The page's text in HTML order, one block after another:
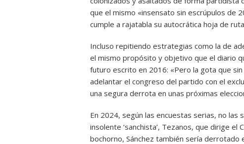
que el mismo «insensato sin escrúpulos de
cumple a rajatabla su autocrática hoja de
Incluso repitiendo estrategias como la de
el mismo propósito y objetivo que el diario
futuro escrito en 2016: «Pero la gota que
adelantar el congreso del partido con el
una segura derrota en unas próximas
En 2024, según las encuestas serias, no
insolente ‘sanchista’, Tezanos, que dirige
bochorno, Sánchez también sería derrotado